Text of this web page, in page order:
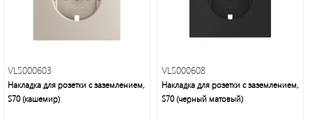
Фонари
Споты
VLS000603
Накладка для розетки с заземлением,
S70 (кашемир)
VLS000608
Накладка для розетки с заземлением,
S70 (черный матовый)